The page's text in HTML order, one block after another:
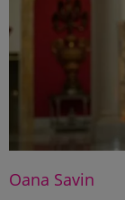
Oana Savin